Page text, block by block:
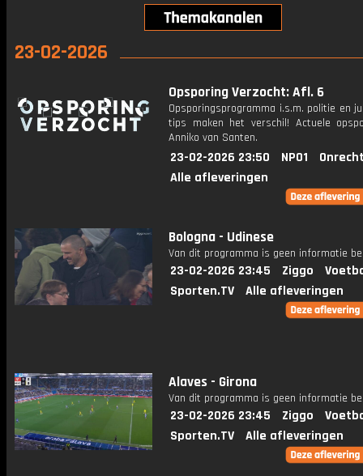
23-02-2026
Opsporing Verzocht: Afl. 6
Opsporingsprogramma i.s.m. politie en
tips maken het verschil! Actuele
Anniko van Santen.
23-02-2026 23:50 NPO1
Alle afleveringen
Bologna - Udinese
Van dit programma is geen informatie
23-02-2026 23:45 Ziggo
Sporten.TV
Alle afleveringen
Alaves - Girona
Van dit programma is geen informatie
23-02-2026 23:45 Ziggo
Sporten.TV
Alle afleveringen